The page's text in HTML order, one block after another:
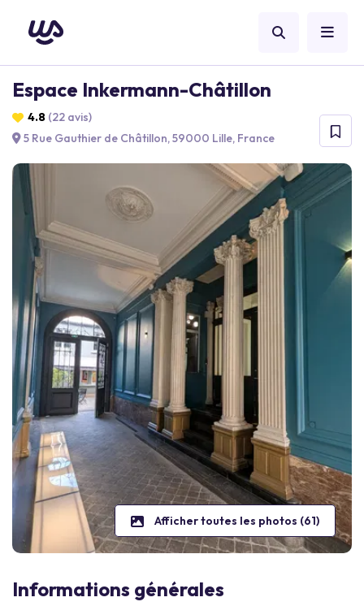
Espace Inkermann-Châtillon
4.8 (22 avis)
5 Rue Gauthier de Châtillon, 59000 Lille, France
Afficher toutes les photos (61)
Informations générales